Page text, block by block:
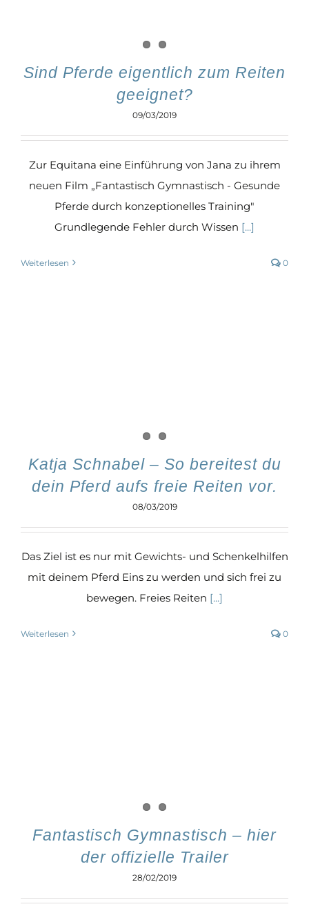
Sind Pferde eigentlich zum Reiten
geeignet?
09/03/2019
Zur Equitana eine Einführung von Jana zu ihrem
neuen Film „Fantastisch Gymnastisch - Gesunde
Pferde durch konzeptionelles Training"
Grundlegende Fehler durch Wissen [...]
Weiterlesen 0
Katja Schnabel – So bereitest du
dein Pferd aufs freie Reiten vor.
08/03/2019
Das Ziel ist es nur mit Gewichts- und Schenkelhilfen
mit deinem Pferd Eins zu werden und sich frei zu
bewegen. Freies Reiten [...]
Weiterlesen 0
Fantastisch Gymnastisch – hier
der offizielle Trailer
28/02/2019